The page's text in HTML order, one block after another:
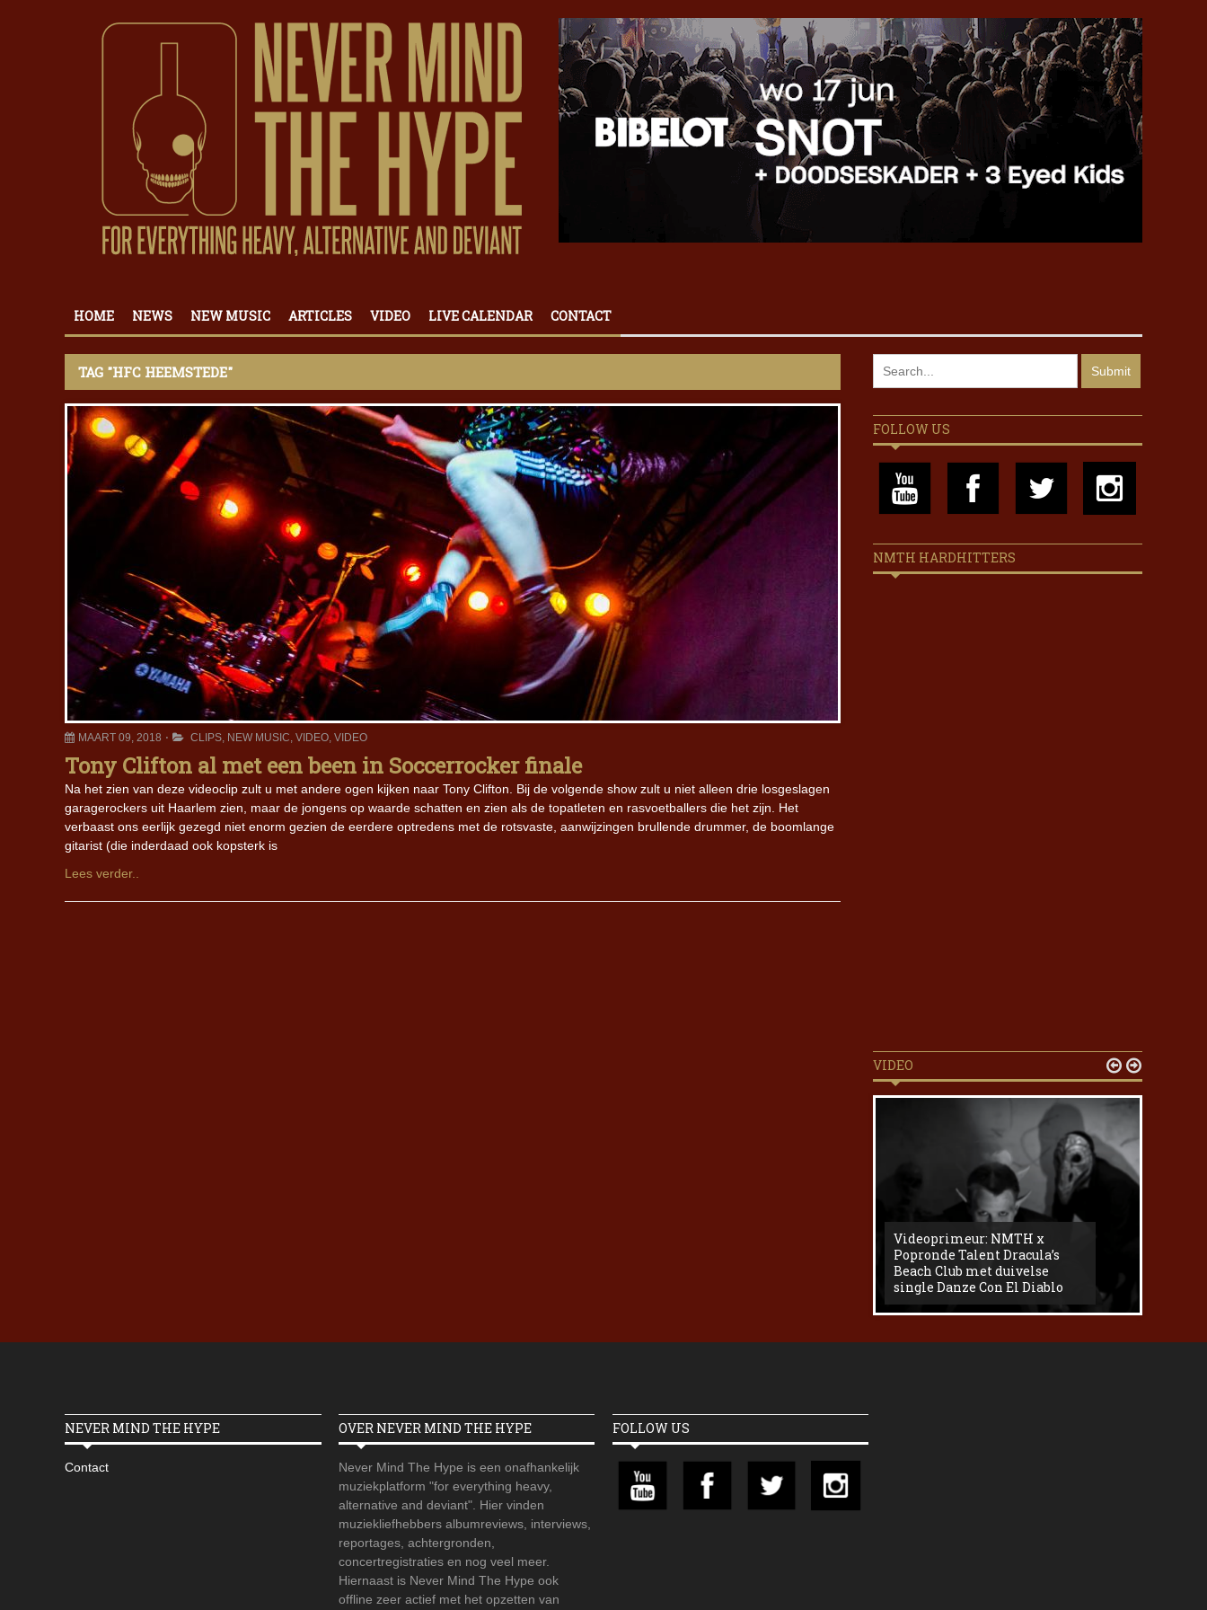
HOME NEWS NEW MUSIC ARTICLES VIDEO LIVE CALENDAR CONTACT
TAG "HFC HEEMSTEDE"
MAART 09, 2018 CLIPS, NEW MUSIC, VIDEO, VIDEO
Tony Clifton al met een been in Soccerrocker finale
Na het zien van deze videoclip zult u met andere ogen kijken naar Tony Clifton. Bij de volgende show zult u niet alleen drie losgeslagen
garagerockers uit Haarlem zien, maar de jongens op waarde schatten en zien als de topatleten en rasvoetballers die het zijn. Het
verbaast ons eerlijk gezegd niet enorm gezien de eerdere optredens met de rotsvaste, aanwijzingen brullende drummer, de boomlange
gitarist (die inderdaad ook kopsterk is
Lees verder..
FOLLOW US
NMTH HARDHITTERS
VIDEO
Videoprimeur: NMTH x
Popronde Talent Dracula’s
Beach Club met duivelse
single Danze Con El Diablo
 
NEVER MIND THE HYPE
Contact
OVER NEVER MIND THE HYPE
Never Mind The Hype is een onafhankelijk
muziekplatform "for everything heavy,
alternative and deviant". Hier vinden
muziekliefhebbers albumreviews, interviews,
reportages, achtergronden,
concertregistraties en nog veel meer.
Hiernaast is Never Mind The Hype ook
offline zeer actief met het opzetten van
FOLLOW US